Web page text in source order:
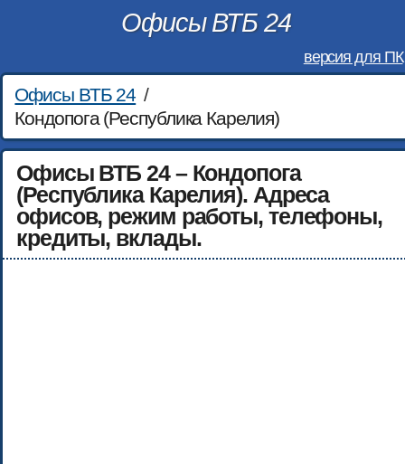
Офисы ВТБ 24
версия для ПК
Офисы ВТБ 24 /
Кондопога (Республика Карелия)
Офисы ВТБ 24 – Кондопога
(Республика Карелия). Адреса
офисов, режим работы, телефоны,
кредиты, вклады.